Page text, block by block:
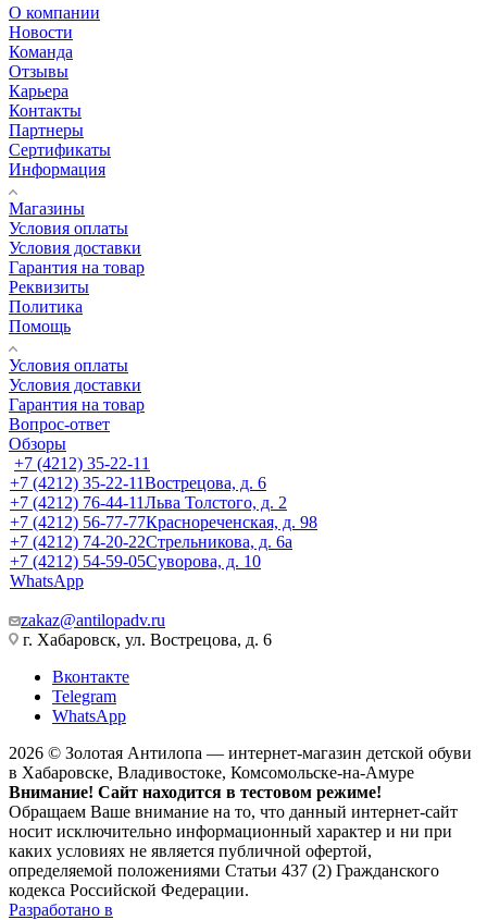
О компании
Новости
Команда
Отзывы
Карьера
Контакты
Партнеры
Сертификаты
Информация
Магазины
Условия оплаты
Условия доставки
Гарантия на товар
Реквизиты
Политика
Помощь
Условия оплаты
Условия доставки
Гарантия на товар
Вопрос-ответ
Обзоры
+7 (4212) 35-22-11
+7 (4212) 35-22-11Вострецова, д. 6
+7 (4212) 76-44-11Льва Толстого, д. 2
+7 (4212) 56-77-77Краснореченская, д. 98
+7 (4212) 74-20-22Стрельникова, д. 6а
+7 (4212) 54-59-05Суворова, д. 10
WhatsApp
zakaz@antilopadv.ru
г. Хабаровск, ул. Вострецова, д. 6
Вконтакте
Telegram
WhatsApp
2026 © Золотая Антилопа — интернет-магазин детской обуви
в Хабаровске, Владивостоке, Комсомольске-на-Амуре
Внимание! Сайт находится в тестовом режиме!
Обращаем Ваше внимание на то, что данный интернет-сайт
носит исключительно информационный характер и ни при
каких условиях не является публичной офертой,
определяемой положениями Статьи 437 (2) Гражданского
кодекса Российской Федерации.
Разработано в